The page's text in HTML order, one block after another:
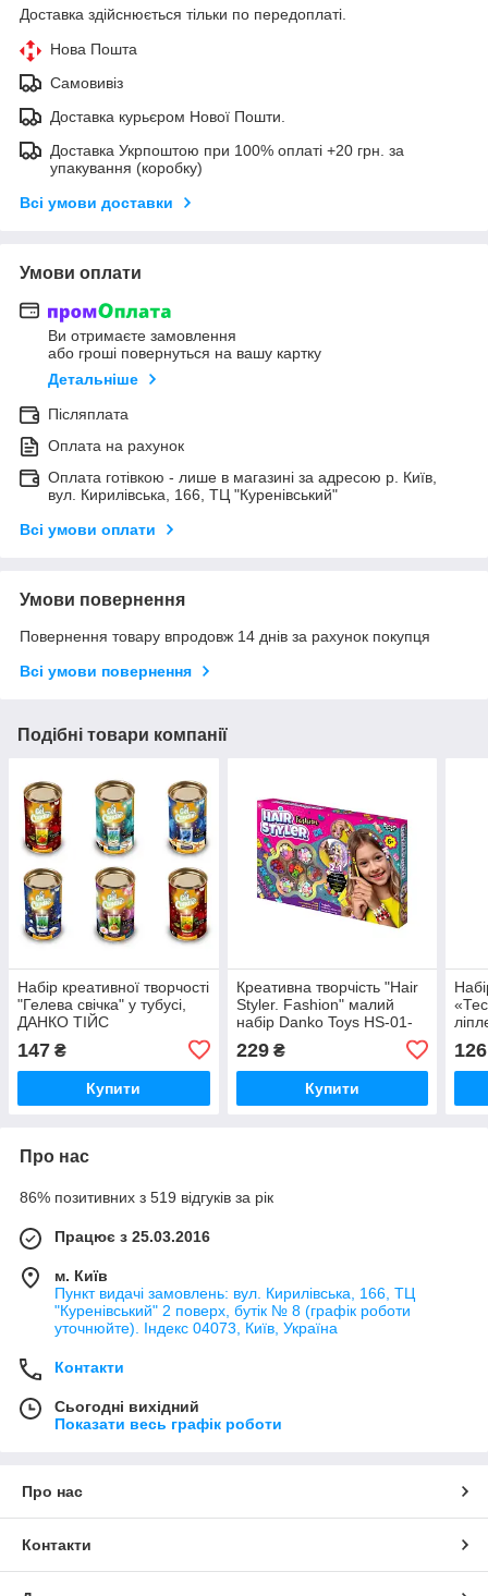
Доставка здійснюється тільки по передоплаті.
Нова Пошта
Самовивіз
Доставка курьєром Нової Пошти.
Доставка Укрпоштою при 100% оплаті +20 грн. за
упакування (коробку)
Всі умови доставки
Умови оплати
Ви отримаєте замовлення
або гроші повернуться на вашу картку
Детальніше
Післяплата
Оплата на рахунок
Оплата готівкою - лише в магазині за адресою р. Київ,
вул. Кирилівська, 166, ТЦ "Куренівський"
Всі умови оплати
Умови повернення
Повернення товару впродовж 14 днів за рахунок покупця
Всі умови повернення
Подібні товари компанії
Набір креативної творчості
"Гелева свічка" у тубусі,
ДАНКО ТІЙС
147 ₴
Купити
Креативна творчість "Hair
Styler. Fashion" малий
набір Danko Toys HS-01-
229₴
Купити
126
Про нас
86% позитивних з 519 відгуків за рік
Працює з 25.03.2016
м. Київ
Пункт видачі замовлень: вул. Кирилівська, 166, ТЦ
"Куренівський" 2 поверх, бутік № 8 (графік роботи
уточнюйте). Індекс 04073, Київ, Україна
Контакти
Сьогодні вихідний
Показати весь графік роботи
Про нас
Контакти